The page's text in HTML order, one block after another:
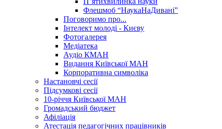
Флешмоб “НаукаНаДивані”
Поговоримо про...
Інтелект молоді - Києву
Фотогалерея
Медіатека
Аудіо КМАН
Видання Київської МАН
Корпоративна символіка
Настановчі сесії
Підсумкові сесії
10-річчя Київської МАН
Громадський бюджет
Афіліація
Атестація педагогічних працівників